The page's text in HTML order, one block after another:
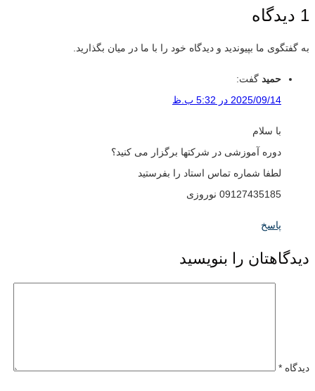
1 دیدگاه
به گفتگوی ما بپیوندید و دیدگاه خود را با ما در میان بگذارید.
حمید گفت:
2025/09/14 در 5:32 ب.ظ
با سلام
دوره آموزشی در شرکتها برگزار می کنید؟
لطفا شماره تماس استاد را بفرستید
09127435185 نوروزی
پاسخ
دیدگاهتان را بنویسید
دیدگاه *